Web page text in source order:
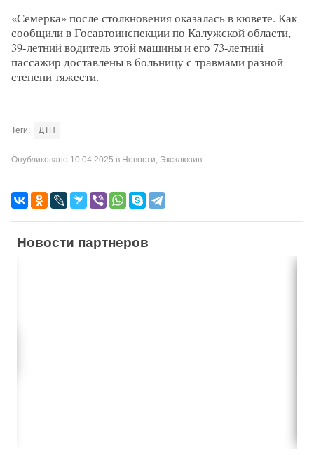
«Семерка» после столкновения оказалась в кювете. Как
сообщили в Госавтоинспекции по Калужской области,
39-летний водитель этой машины и его 73-летний
пассажир доставлены в больницу с травмами разной
степени тяжести.
Теги: ДТП
Опубликовано 10.04.2025 в Новости, Эксклюзив
Новости партнеров